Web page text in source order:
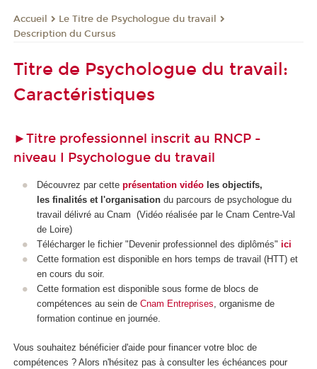
Accueil
Le Titre de Psychologue du travail
Description du Cursus
Titre de Psychologue du travail:
Caractéristiques
►Titre professionnel inscrit au RNCP -
niveau I Psychologue du travail
Découvrez par cette présentation vidéo les objectifs,
les finalités et l'organisation du parcours de psychologue du
travail délivré au Cnam (Vidéo réalisée par le Cnam Centre-Val
de Loire)
Télécharger le fichier "Devenir professionnel des diplômés" ici
Cette formation est disponible en hors temps de travail (HTT) et
en cours du soir.
Cette formation est disponible sous forme de blocs de
compétences au sein de Cnam Entreprises, organisme de
formation continue en journée.
Vous souhaitez bénéficier d'aide pour financer votre bloc de
compétences ? Alors n'hésitez pas à consulter les échéances pour